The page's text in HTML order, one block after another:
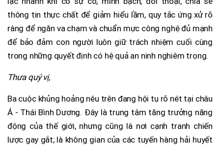
thông tin thực chất để giảm hiểu lầm, quy tắc ứng xử rõ
ràng để ngăn va chạm và chuẩn mực công nghệ đủ mạnh
để bảo đảm con người luôn giữ trách nhiệm cuối cùng
trong những quyết định có hệ quả an ninh nghiêm trọng.
Thưa quý vị,
Ba cuộc khủng hoảng nêu trên đang hội tụ rõ nét tại châu
Á - Thái Bình Dương. Đây là trung tâm tăng trưởng năng
động của thế giới, nhưng cũng là nơi cạnh tranh chiến
lược gay gắt; là không gian của các tuyến hàng hải huyết